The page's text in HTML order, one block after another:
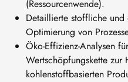
(Ressourcenwende).
Detaillierte stoffliche und
Optimierung von
Öko-Effizienz-Analysen
Wertschöpfungskette zur
kohlenstoffbasierten